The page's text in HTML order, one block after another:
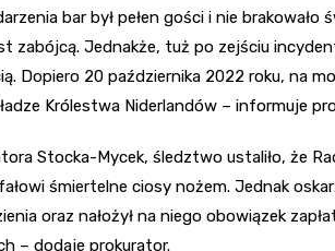
bar był pełen gości i nie
zabójcą. Jednakże, tuż po zejściu
Dopiero 20 października 2022 roku, na
Królestwa Niderlandów – informuje
Stocka-Mycek, śledztwo ustaliło, że
śmiertelne ciosy nożem. Jednak
oraz nałożył na niego obowiązek
– dodaje prokurator.